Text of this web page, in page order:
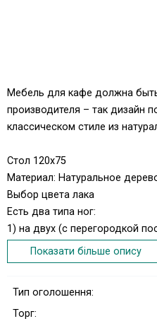
Мебель для кафе должна
производителя – так дизайн
классическом стиле из
Стол 120х75
Материал: Натуральное
Выбор цвета лака
Есть два типа ног:
1) на двух (с перегородкой
Есть два типа поверхности:
Узнайте, сколько времени
Показати більше опису
Тип оголошення:
Торг: